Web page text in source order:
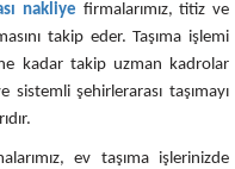
nakliye firmalarımız, titiz ve
takip eder. Taşıma işlemi
kadar takip uzman kadrolar
şehirlerarası taşımayı
ev taşıma işlerinizde